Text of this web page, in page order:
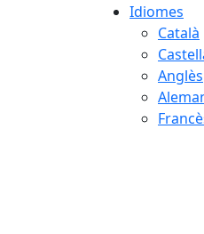
Idiomes
Català
Anglès